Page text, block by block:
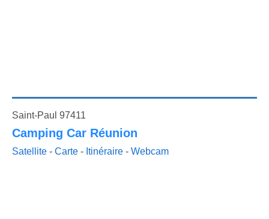
Saint-Paul 97411
Camping Car Réunion
Satellite - Carte - Itinéraire - Webcam